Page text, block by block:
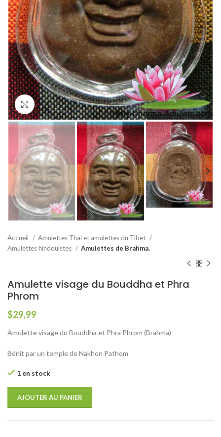
Agrandir
Accueil
Amulettes Thai et amulettes du Tibet
Amulettes hindouistes
Amulettes de Brahma.
Amulette visage du Bouddha et Phra
Phrom
$29,99
Amulette visage du Bouddha et Phra Phrom (Brahma)
Bénit par un temple de Nakhon Pathom
1 en stock
AJOUTER AU PANIER